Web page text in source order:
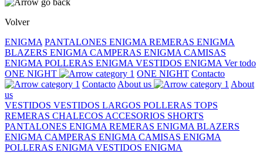
Volver
ENIGMA PANTALONES ENIGMA REMERAS ENIGMA
BLAZERS ENIGMA CAMPERAS ENIGMA CAMISAS
ENIGMA POLLERAS ENIGMA VESTIDOS ENIGMA Ver todo
ONE NIGHT
ONE NIGHT Contacto
Contacto About us
About
us
VESTIDOS VESTIDOS LARGOS POLLERAS TOPS
REMERAS CHALECOS ACCESORIOS SHORTS
PANTALONES ENIGMA REMERAS ENIGMA BLAZERS
ENIGMA CAMPERAS ENIGMA CAMISAS ENIGMA
POLLERAS ENIGMA VESTIDOS ENIGMA